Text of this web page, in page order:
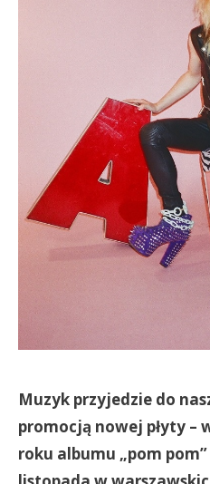
Muzyk przyjedzie do
promocją nowej płyty –
roku albumu „pom